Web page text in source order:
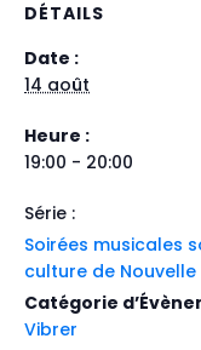
DÉTAILS
Date :
14 août
Heure :
19:00 - 20:00
Série :
Soirées musicales
culture de Nouvelle
Catégorie
Vibrer